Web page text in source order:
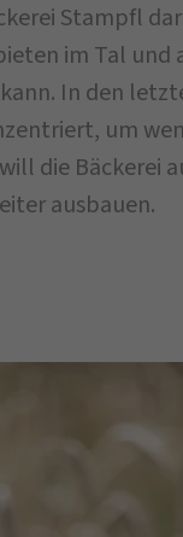
Stampfl
im Tal und
In den
um
die Bäckerei
ausbauen.